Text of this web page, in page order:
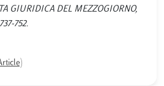
GIURIDICA DEL MEZZOGIORNO,
752.